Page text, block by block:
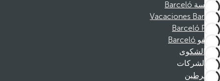
مؤسسة Barceló
Vacaciones Barceló
Barceló Films
موظفو Barceló
قناة الشكوى
الشركات
المنخرطين